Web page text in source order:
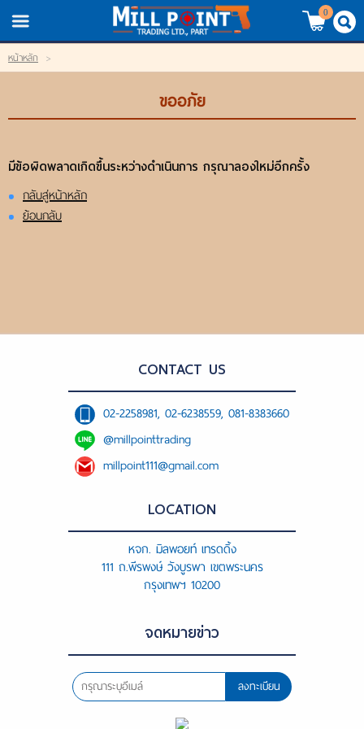
TH/EN
LOGIN REGISTER
My Wishlist
หน้าหลัก
สินค้า
แจ้งชำระเงิน
ค้นหาสินค้า
0
หน้าหลัก >
ขออภัย
มีข้อผิดพลาดเกิดขึ้นระหว่างดำเนินการ กรุณาลองใหม่อีกครั้ง
กลับสู่หน้าหลัก
ย้อนกลับ
CONTACT US
02-2258981, 02-6238559, 081-8383660
@millpointtrading
millpoint111@gmail.com
LOCATION
หจก. มิลพอยท์ เทรดดิ้ง
111 ถ.พีรพงษ์ วังบูรพา เขตพระนคร
กรุงเทพฯ 10200
จดหมายข่าว
ลงทะเบียน